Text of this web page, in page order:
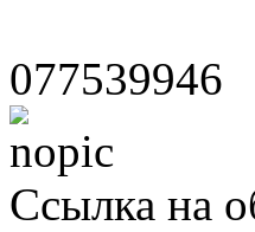
077539946
Ссылка на